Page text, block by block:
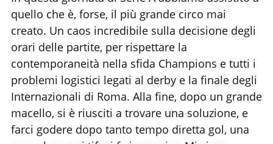
quello che è, forse, il più grande circo mai
creato. Un caos incredibile sulla decisione degli
orari delle partite, per rispettare la
contemporaneità nella sfida Champions e tutti i
problemi logistici legati al derby e la finale degli
Internazionali di Roma. Alla fine, dopo un grande
macello, si è riusciti a trovare una soluzione, e
farci godere dopo tanto tempo diretta gol, una